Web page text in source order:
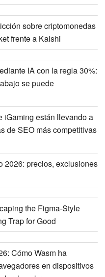
sobre criptomonedas
frente a Kalshi
IA con la regla 30%:
se puede
iGaming están llevando a
de SEO más competitivas
2026: precios, exclusiones
the Figma-Style
Trap for Good
Cómo Wasm ha
en dispositivos